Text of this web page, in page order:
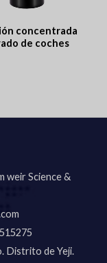
concentrada
de coches
weir Science &
Distrito de Yeji.